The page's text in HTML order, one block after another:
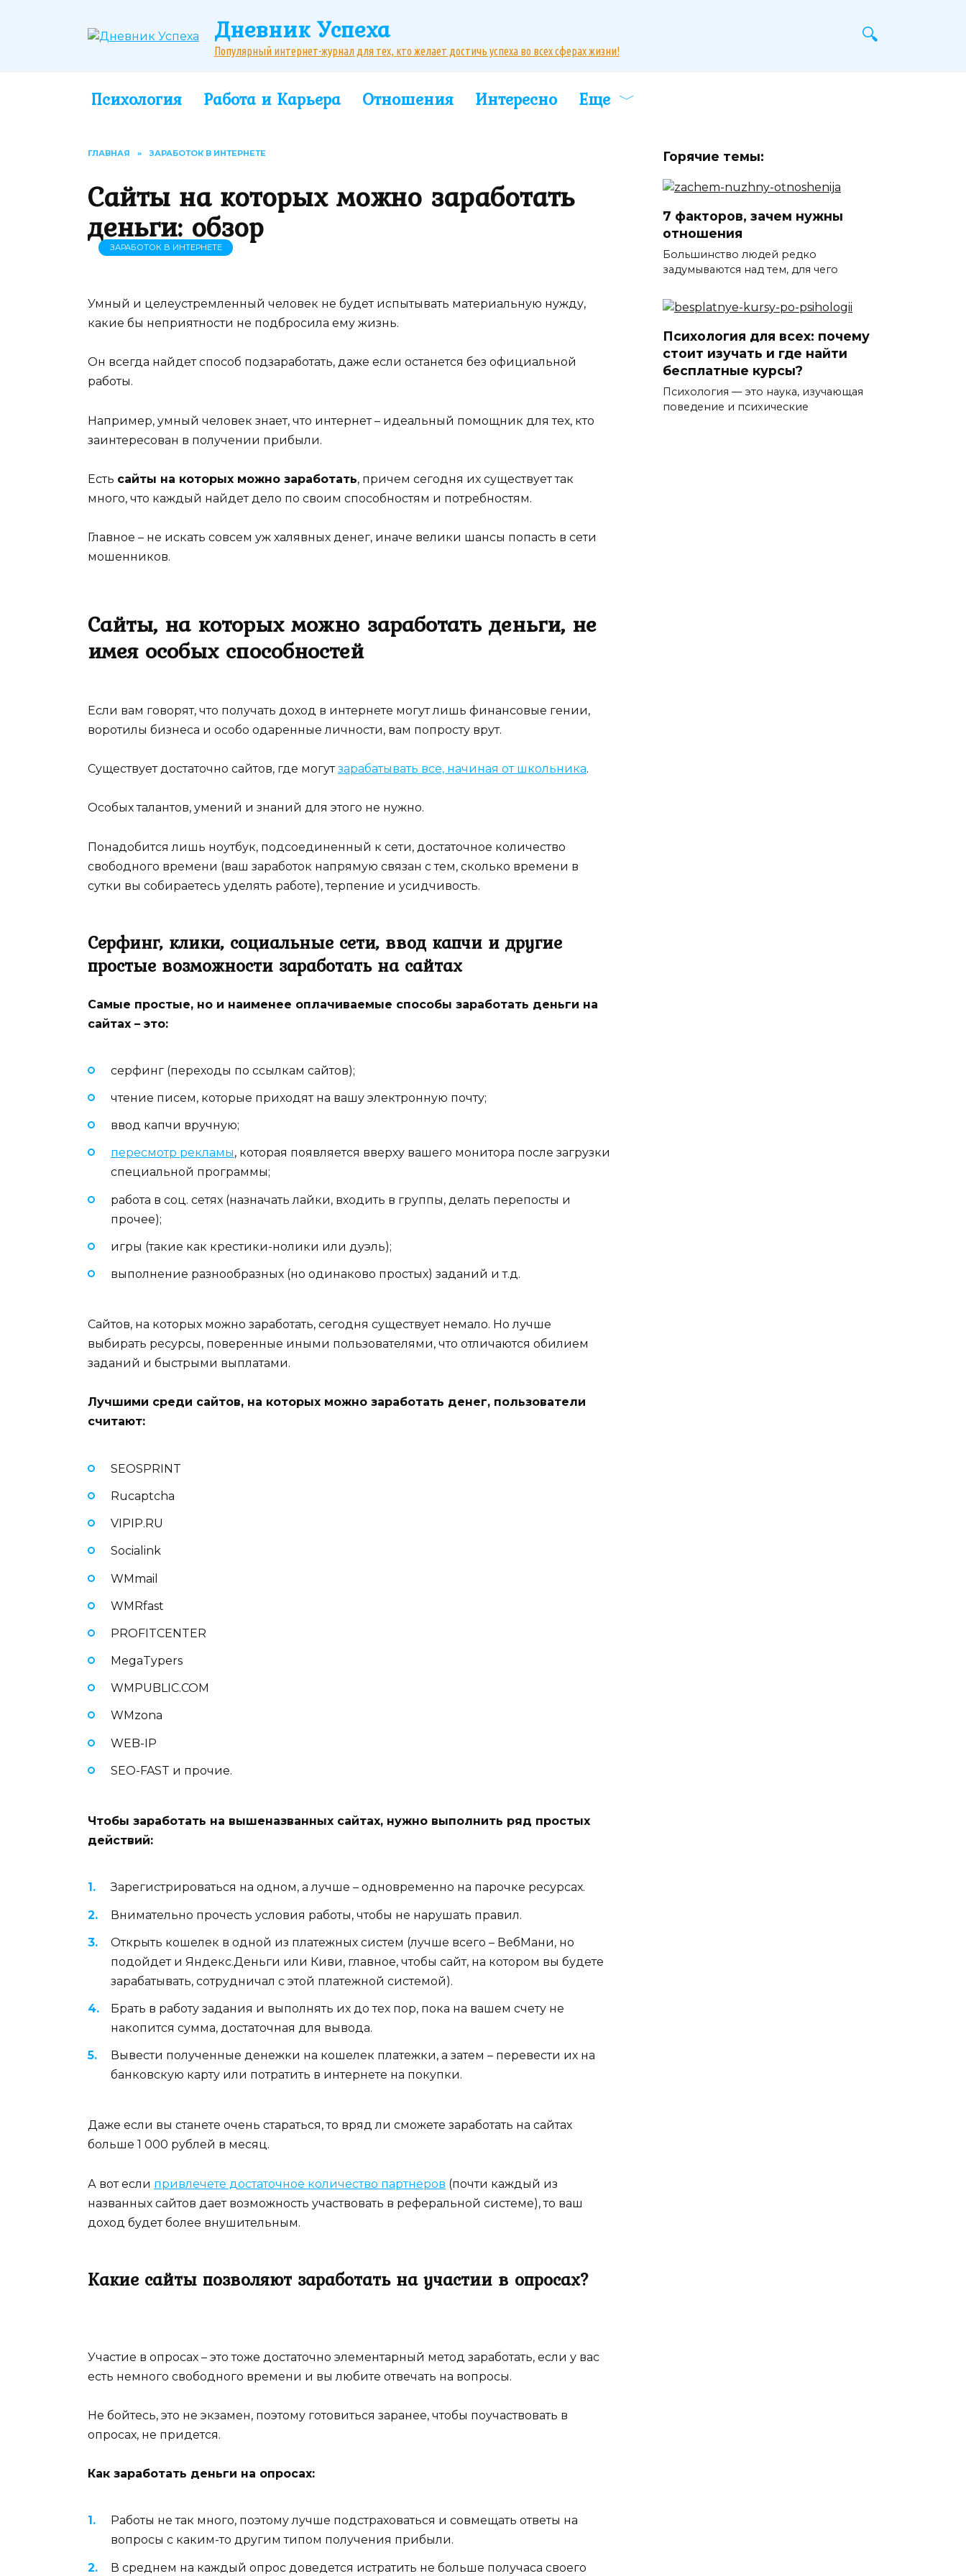
Дневник Успеха
Популярный интернет-журнал для тех, кто желает достичь успеха во всех сферах жизни!
Психология Работа и Карьера Отношения Интересно Еще
ГЛАВНАЯ » ЗАРАБОТОК В ИНТЕРНЕТЕ
Сайты на которых можно заработать
деньги: обзор
ЗАРАБОТОК В ИНТЕРНЕТЕ
Умный и целеустремленный человек не будет испытывать материальную нужду,
какие бы неприятности не подбросила ему жизнь.
Он всегда найдет способ подзаработать, даже если останется без официальной
работы.
Например, умный человек знает, что интернет – идеальный помощник для тех, кто
заинтересован в получении прибыли.
Есть сайты на которых можно заработать, причем сегодня их существует так
много, что каждый найдет дело по своим способностям и потребностям.
Главное – не искать совсем уж халявных денег, иначе велики шансы попасть в сети
мошенников.
Сайты, на которых можно заработать деньги, не
имея особых способностей
Если вам говорят, что получать доход в интернете могут лишь финансовые гении,
воротилы бизнеса и особо одаренные личности, вам попросту врут.
Существует достаточно сайтов, где могутзарабатывать все, начиная от школьника.
Особых талантов, умений и знаний для этого не нужно.
Понадобится лишь ноутбук, подсоединенный к сети, достаточное количество
свободного времени (ваш заработок напрямую связан с тем, сколько времени в
сутки вы собираетесь уделять работе), терпение и усидчивость.
Серфинг, клики, социальные сети, ввод капчи и другие
простые возможности заработать на сайтах
Самые простые, но и наименее оплачиваемые способы заработать деньги на
сайтах – это:
серфинг (переходы по ссылкам сайтов);
чтение писем, которые приходят на вашу электронную почту;
ввод капчи вручную;
пересмотр рекламы, которая появляется вверху вашего монитора после загрузки
специальной программы;
работа в соц. сетях (назначать лайки, входить в группы, делать перепосты и
прочее);
игры (такие как крестики-нолики или дуэль);
выполнение разнообразных (но одинаково простых) заданий и т.д.
Сайтов, на которых можно заработать, сегодня существует немало. Но лучше
выбирать ресурсы, поверенные иными пользователями, что отличаются обилием
заданий и быстрыми выплатами.
Лучшими среди сайтов, на которых можно заработать денег, пользователи
считают:
SEOSPRINT
Rucaptcha
VIPIP.RU
Socialink
WMmail
WMRfast
PROFITCENTER
MegaTypers
WMPUBLIC.COM
WMzona
WEB-IP
SEO-FAST и прочие.
Чтобы заработать на вышеназванных сайтах, нужно выполнить ряд простых
действий:
Зарегистрироваться на одном, а лучше – одновременно на парочке ресурсах.
Внимательно прочесть условия работы, чтобы не нарушать правил.
Открыть кошелек в одной из платежных систем (лучше всего – ВебМани, но
подойдет и Яндекс.Деньги или Киви, главное, чтобы сайт, на котором вы будете
зарабатывать, сотрудничал с этой платежной системой).
Брать в работу задания и выполнять их до тех пор, пока на вашем счету не
накопится сумма, достаточная для вывода.
Вывести полученные денежки на кошелек платежки, а затем – перевести их на
банковскую карту или потратить в интернете на покупки.
Даже если вы станете очень стараться, то вряд ли сможете заработать на сайтах
больше 1 000 рублей в месяц.
А вот если привлечете достаточное количество партнеров (почти каждый из
названных сайтов дает возможность участвовать в реферальной системе), то ваш
доход будет более внушительным.
Какие сайты позволяют заработать на участии в опросах?
Участие в опросах – это тоже достаточно элементарный метод заработать, если у вас
есть немного свободного времени и вы любите отвечать на вопросы.
Не бойтесь, это не экзамен, поэтому готовиться заранее, чтобы поучаствовать в
опросах, не придется.
Как заработать деньги на опросах:
Работы не так много, поэтому лучше подстраховаться и совмещать ответы на
вопросы с каким-то другим типом получения прибыли.
В среднем на каждый опрос доведется истратить не больше получаса своего
Горячие темы:
7 факторов, зачем нужны
отношения
Большинство людей редко
задумываются над тем, для чего
Психология для всех: почему
стоит изучать и где найти
бесплатные курсы?
Психология — это наука, изучающая
поведение и психические